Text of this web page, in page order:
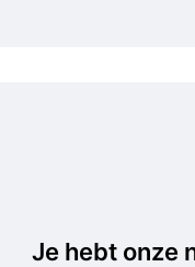
Je hebt onze